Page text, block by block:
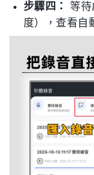
步驟四：
等
度），查看自